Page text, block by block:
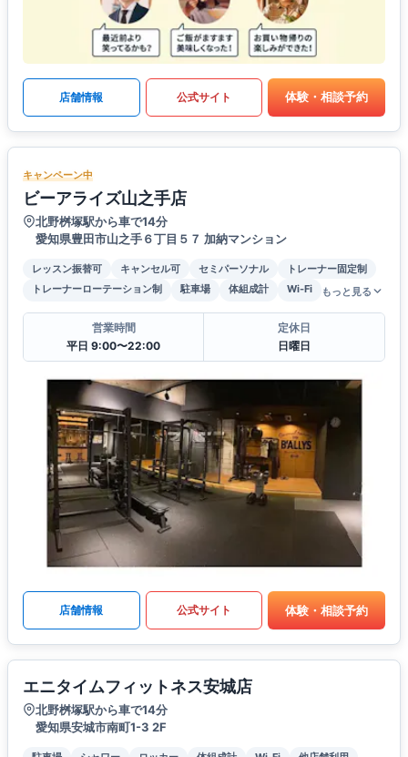
店舗情報 公式サイト 体験・相談予約
キャンペーン中
ビーアライズ山之手店
北野桝塚駅から車で14分
愛知県豊田市山之手６丁目５７ 加納マンション
レッスン振替可 キャンセル可 セミパーソナル
トレーナー固定制
トレーナーローテーション制
駐車場 体組成計 Wi-Fi もっと見る
営業時間
平日 9:00〜22:00
定休日
日曜日
店舗情報 公式サイト 体験・相談予約
エニタイムフィットネス安城店
北野桝塚駅から車で14分
愛知県安城市南町1-3 2F